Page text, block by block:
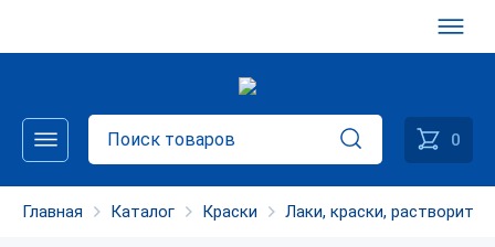
0
Главная Каталог Краски Лаки, краски,